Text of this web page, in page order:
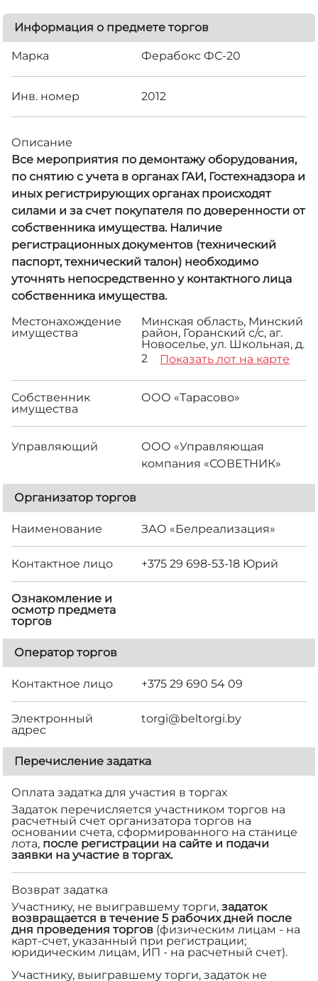
Информация о предмете торгов
Марка Ферабокс ФС-20
Инв. номер 2012
Описание
Все мероприятия по демонтажу оборудования,
по снятию с учета в органах ГАИ, Гостехнадзора и
иных регистрирующих органах происходят
силами и за счет покупателя по доверенности от
собственника имущества. Наличие
регистрационных документов (технический
паспорт, технический талон) необходимо
уточнять непосредственно у контактного лица
собственника имущества.
Местонахождение
имущества
Минская область, Минский
район, Горанский с/с, аг.
Новоселье, ул. Школьная, д.
2
Показать лот на карте
Собственник
имущества
ООО «Тарасово»
Управляющий
ООО «Управляющая
компания «СОВЕТНИК»
Организатор торгов
Наименование ЗАО «Белреализация»
Контактное лицо +375 29 698-53-18 Юрий
Ознакомление и
осмотр предмета
торгов
Оператор торгов
Контактное лицо +375 29 690 54 09
Электронный
адрес
torgi@beltorgi.by
Перечисление задатка
Оплата задатка для участия в торгах
Задаток перечисляется участником торгов на
расчетный счет организатора торгов на
основании счета, сформированного на станице
лота, после регистрации на сайте и подачи
заявки на участие в торгах.
Возврат задатка
Участнику, не выигравшему торги, задаток
возвращается в течение 5 рабочих дней после
дня проведения торгов (физическим лицам - на
карт-счет, указанный при регистрации;
юридическим лицам, ИП - на расчетный счет).
Участнику, выигравшему торги, задаток не